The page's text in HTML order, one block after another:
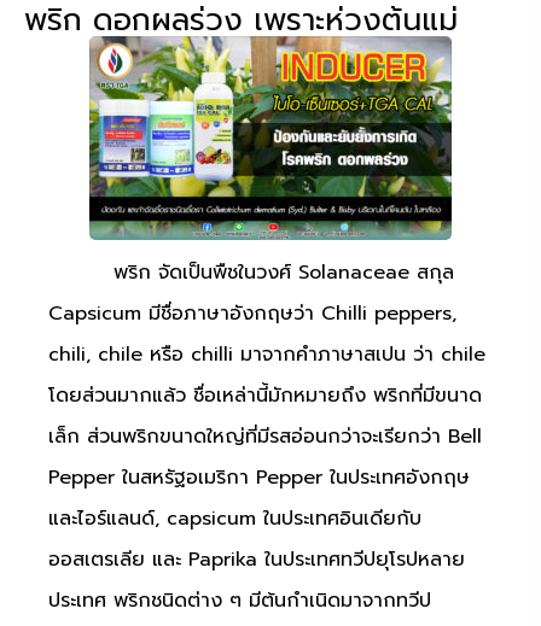
พริก ดอกผลร่วง เพราะห่วงต้นแม่
พริก จัดเป็นพืชในวงศ์ Solanaceae สกุล
Capsicum มีชื่อภาษาอังกฤษว่า Chilli peppers,
chili, chile หรือ chilli มาจากคำภาษาสเปน ว่า chile
โดยส่วนมากแล้ว ชื่อเหล่านี้มักหมายถึง พริกที่มีขนาด
เล็ก ส่วนพริกขนาดใหญ่ที่มีรสอ่อนกว่าจะเรียกว่า Bell
Pepper ในสหรัฐอเมริกา Pepper ในประเทศอังกฤษ
และไอร์แลนด์, capsicum ในประเทศอินเดียกับ
ออสเตรเลีย และ Paprika ในประเทศทวีปยุโรปหลาย
ประเทศ พริกชนิดต่าง ๆ มีต้นกำเนิดมาจากทวีป